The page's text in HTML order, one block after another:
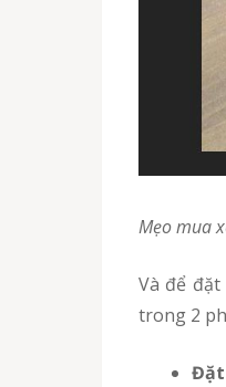
Mẹo
Và để đặt mua xe, bên cạnh cách thức truyền thống là đến trực tiếp cửa hàng để mua xe bán bánh mì chả cá Bắc Kạn thì bạn có thể chọn một
trong 2
Đặt